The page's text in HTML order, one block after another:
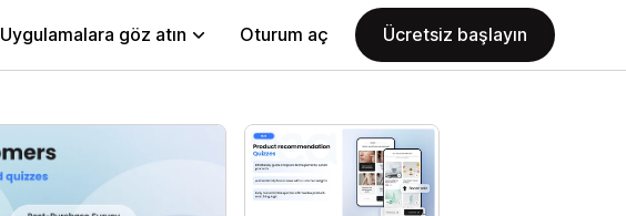
Uygulamalara göz atın Oturum aç Ücretsiz başlayın